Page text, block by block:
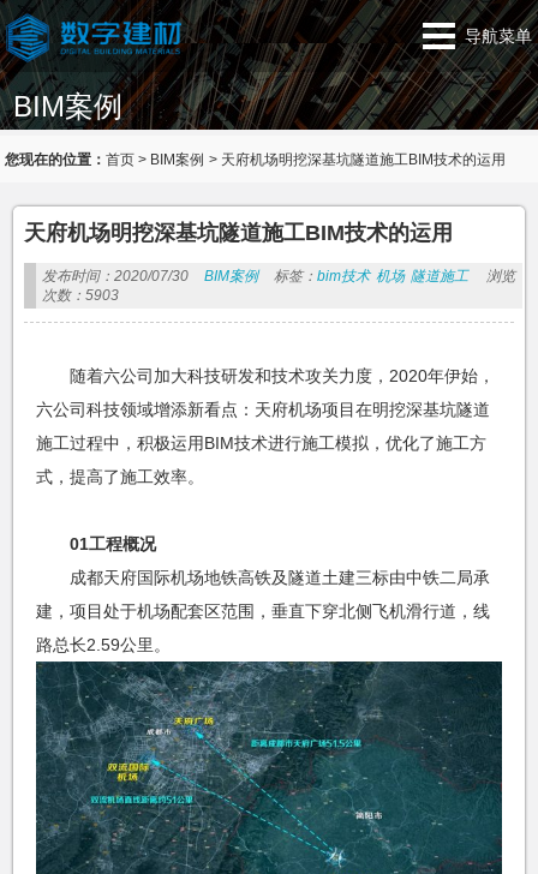
导航菜单
BIM案例
您现在的位置：首页 > BIM案例 > 天府机场明挖深基坑隧道施工BIM技术的运用
天府机场明挖深基坑隧道施工BIM技术的运用
发布时间：2020/07/30 BIM案例 标签： bim技术 机场 隧道施工
浏览
次数：5903
随着六公司加大科技研发和技术攻关力度，2020年伊始，
六公司科技领域增添新看点：天府机场项目在明挖深基坑隧道
施工过程中，积极运用BIM技术进行施工模拟，优化了施工方
式，提高了施工效率。
01工程概况
成都天府国际机场地铁高铁及隧道土建三标由中铁二局承
建，项目处于机场配套区范围，垂直下穿北侧飞机滑行道，线
路总长2.59公里。